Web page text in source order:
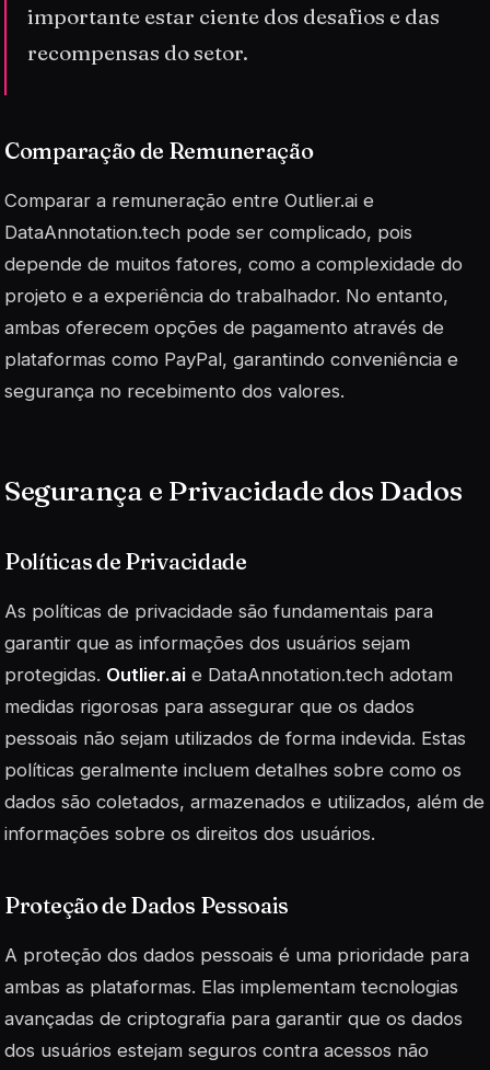
importante estar ciente dos desafios e das
recompensas do setor.
Comparação de Remuneração
Comparar a remuneração entre Outlier.ai e
DataAnnotation.tech pode ser complicado, pois
depende de muitos fatores, como a complexidade do
projeto e a experiência do trabalhador. No entanto,
ambas oferecem opções de pagamento através de
plataformas como PayPal, garantindo conveniência e
segurança no recebimento dos valores.
Segurança e Privacidade dos Dados
Políticas de Privacidade
As políticas de privacidade são fundamentais para
garantir que as informações dos usuários sejam
protegidas. Outlier.ai e DataAnnotation.tech adotam
medidas rigorosas para assegurar que os dados
pessoais não sejam utilizados de forma indevida. Estas
políticas geralmente incluem detalhes sobre como os
dados são coletados, armazenados e utilizados, além de
informações sobre os direitos dos usuários.
Proteção de Dados Pessoais
A proteção dos dados pessoais é uma prioridade para
ambas as plataformas. Elas implementam tecnologias
avançadas de criptografia para garantir que os dados
dos usuários estejam seguros contra acessos não